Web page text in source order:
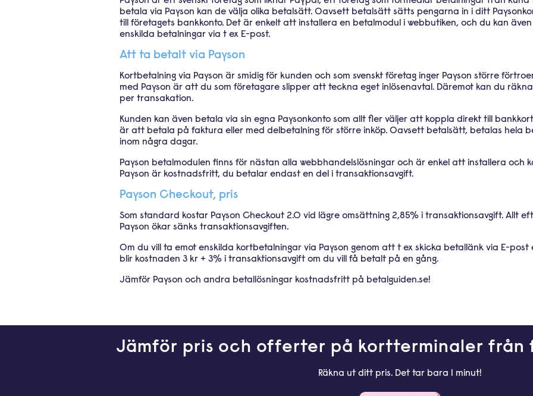
betala via Payson kan de välja olika betalsätt. Oavsett betalsätt sätts pengarna in i ditt
till företagets bankkonto. Det är enkelt att installera en betalmodul i webbutiken, och du kan
enskilda betalningar via t ex E-post.
Att ta betalt via Payson
Kortbetalning via Payson är smidig för kunden och som svenskt företag inger Payson större
med Payson är att du som företagare slipper att teckna eget inlösenavtal. Däremot kan du
per transakation.
Kunden kan även betala via sin egna Paysonkonto som allt fler väljer att koppla direkt till
är att betala på faktura eller med delbetalning för större inköp. Oavsett betalsätt, betalas hela
inom några dagar.
Payson betalmodulen finns för nästan alla webbhandelslösningar och är enkel att installera och
Payson är kostnadsfritt, du betalar endast en del i transaktionsavgift.
Payson Checkout, pris
Som standard kostar Payson Checkout 2.0 vid lägre omsättning 2,85% i transaktionsavgift. Allt
Payson ökar sänks transaktionsavgiften.
Om du vill ta emot enskilda kortbetalningar via Payson genom att t ex skicka betallänk via E-
blir kostnaden 3 kr + 3% i transaktionsavgift om du vill få betalt på en gång.
Jämför Payson och andra betallösningar kostnadsfritt på betalguiden.se!
Jämför pris och offerter på kortterminaler från
Räkna ut ditt pris. Det tar bara 1 minut!